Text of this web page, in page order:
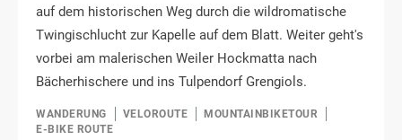
auf dem historischen Weg durch die wildromatische
Twingischlucht zur Kapelle auf dem Blatt. Weiter geht's
vorbei am malerischen Weiler Hockmatta nach
Bächerhischere und ins Tulpendorf Grengiols.
WANDERUNG VELOROUTE
MOUNTAINBIKETOUR
E-BIKE ROUTE